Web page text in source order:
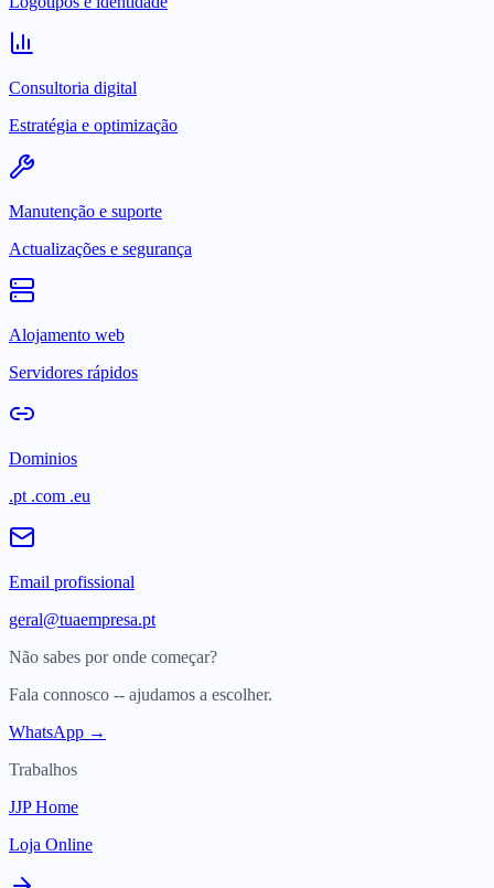
Consultoria digital
Estratégia e optimização
Manutenção e suporte
Actualizações e segurança
Alojamento web
Servidores rápidos
Dominios
.pt .com .eu
Email profissional
geral@tuaempresa.pt
Não sabes por onde começar?
Fala connosco -- ajudamos a escolher.
WhatsApp →
Trabalhos
JJP Home
Loja Online